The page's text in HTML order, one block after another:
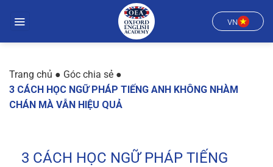
đến
VN
Trang chủ ● Góc chia sẻ ●
3 CÁCH HỌC NGỮ PHÁP TIẾNG ANH KHÔNG NHÀM
CHÁN MÀ VẪN HIỆU QUẢ
3 CÁCH HỌC NGỮ PHÁP TIẾNG